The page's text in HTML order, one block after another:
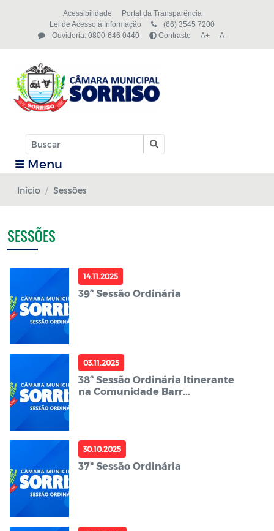
Acessibilidade
Portal da Transparência
Lei de Acesso à Informação
(66) 3545 7200
Ouvidoria: 0800-646 0440
Contraste A+ A-
Menu
Início Sessões
SESSÕES
14.11.2025
39ª Sessão Ordinária
03.11.2025
38ª Sessão Ordinária Itinerante
na Comunidade Barr...
30.10.2025
37ª Sessão Ordinária